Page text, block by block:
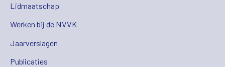
Lidmaatschap
Werken bij de NVVK
Jaarverslagen
Publicaties